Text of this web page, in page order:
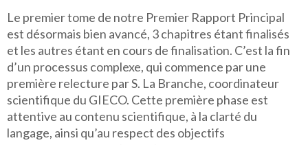
Le premier tome de notre Premier Rapport Principal
est désormais bien avancé, 3 chapitres étant finalisés
et les autres étant en cours de finalisation. C’est la fin
d’un processus complexe, qui commence par une
première relecture par S. La Branche, coordinateur
scientifique du GIECO. Cette première phase est
attentive au contenu scientifique, à la clarté du
langage, ainsi qu’au respect des objectifs